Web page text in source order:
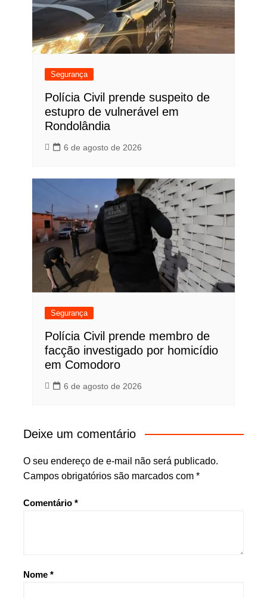
Segurança
Polícia Civil prende suspeito de
estupro de vulnerável em
Rondolândia
6 de agosto de 2026
Segurança
Polícia Civil prende membro de
facção investigado por homicídio
em Comodoro
6 de agosto de 2026
Deixe um comentário
O seu endereço de e-mail não será publicado.
Campos obrigatórios são marcados com *
Comentário *
Nome *